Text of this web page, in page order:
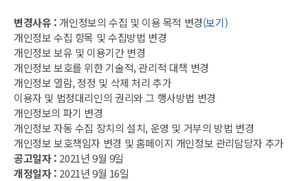
변경사유 : 개인정보의 수집 및 이용 목적 변경(보기)
개인정보 수집 항목 및 수집방법 변경
개인정보 보유 및 이용기간 변경
개인정보 보호를 위한 기술적, 관리적 대책 변경
개인정보 열람, 정정 및 삭제 처리 추가
이용자 및 법정대리인의 권리와 그 행사방법 변경
개인정보의 파기 변경
개인정보 자동 수집 장치의 설치, 운영 및 거부의 방법 변경
개인정보 보호책임자 변경 및 홈페이지 개인정보 관리담당자 추가
공고일자 : 2021년 9월 9일
개정일자 : 2021년 9월 16일